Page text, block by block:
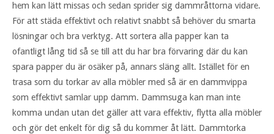
hem kan lätt missas och sedan sprider sig dammråttorna vidare.
För att städa effektivt och relativt snabbt så behöver du smarta
lösningar och bra verktyg. Att sortera alla papper kan ta
ofantligt lång tid så se till att du har bra förvaring där du kan
spara papper du är osäker på, annars släng allt. Istället för en
trasa som du torkar av alla möbler med så är en dammvippa
som effektivt samlar upp damm. Dammsuga kan man inte
komma undan utan det gäller att vara effektiv, flytta alla möbler
och gör det enkelt för dig så du kommer åt lätt. Dammtorka